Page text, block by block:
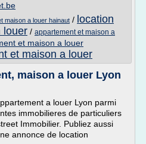
maison a louer hainaut / location
louer / appartement et maison a
et maison a louer
et maison a louer
maison a louer Lyon
a louer Lyon parmi
immobilieres de particuliers
Immobilier. Publiez aussi
annonce de location